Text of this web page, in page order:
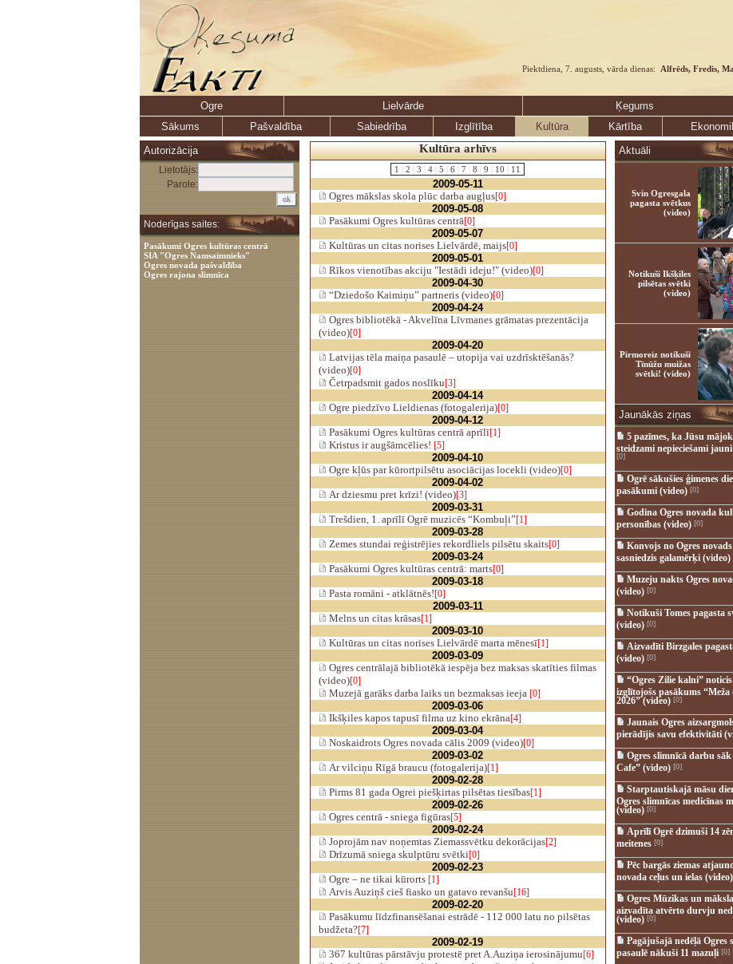
Piektdiena, 7. augusts, vārda dienas: Alfrēds, Fredis,
Ogre Lielvārde Ķegums
Sākums
Pašvaldība Sabiedrība Izglītība Kultūra Kārtība
Autorizācija
Lietotājs:
Parole:
Noderīgas saites:
Pasākumi Ogres kultūras centrā
SIA "Ogres Namsaimnieks"
Ogres novada pašvaldība
Ogres rajona slimnīca
Kultūra arhīvs
1 2 3 4 5 6 7 8 9 10 11
2009-05-11
Ogres mākslas skola plūc darba augļus[0]
2009-05-08
Pasākumi Ogres kultūras centrā[0]
2009-05-07
Kultūras un citas norises Lielvārdē, maijs[0]
2009-05-01
Rīkos vienotības akciju "Iestādi ideju!" (video)[0]
2009-04-30
“Dziedošo Kaimiņu” partneris (video)[0]
2009-04-24
Ogres bibliotēkā - Akvelīna Līvmanes grāmatas prezentācija
(video)[0]
2009-04-20
Latvijas tēla maiņa pasaulē – utopija vai uzdrīsktēšanās?
(video)[0]
Četrpadsmit gados noslīku[3]
2009-04-14
Ogre piedzīvo Lieldienas (fotogalerija)[0]
2009-04-12
Pasākumi Ogres kultūras centrā aprīlī[1]
Kristus ir augšāmcēlies! [5]
2009-04-10
Ogre kļūs par kūrortpilsētu asociācijas locekli (video)[0]
2009-04-02
Ar dziesmu pret krīzi! (video)[3]
2009-03-31
Trešdien, 1. aprīlī Ogrē muzicēs “Kombuļi”[1]
2009-03-28
Zemes stundai reģistrējies rekordliels pilsētu skaits[0]
2009-03-24
Pasākumi Ogres kultūras centrā: marts[0]
2009-03-18
Pasta romāni - atklātnēs![0]
2009-03-11
Melns un citas krāsas[1]
2009-03-10
Kultūras un citas norises Lielvārdē marta mēnesī[1]
2009-03-09
Ogres centrālajā bibliotēkā iespēja bez maksas skatīties filmas
(video)[0]
Muzejā garāks darba laiks un bezmaksas ieeja [0]
2009-03-06
Ikšķiles kapos tapusī filma uz kino ekrāna[4]
2009-03-04
Noskaidrots Ogres novada cālis 2009 (video)[0]
2009-03-02
Ar vilciņu Rīgā braucu (fotogalerija)[1]
2009-02-28
Pirms 81 gada Ogrei piešķirtas pilsētas tiesības[1]
2009-02-26
Ogres centrā - sniega figūras[5]
2009-02-24
Joprojām nav noņemtas Ziemassvētku dekorācijas[2]
Drīzumā sniega skulptūru svētki[0]
2009-02-23
Ogre – ne tikai kūrorts [1]
Arvis Auziņš cieš fiasko un gatavo revanšu[16]
2009-02-20
Pasākumu līdzfinansēšanai estrādē - 112 000 latu no pilsētas
budžeta?[7]
2009-02-19
367 kultūras pārstāvju protestē pret A.Auziņa ierosinājumu[6]
Aktuāli
Svin Ogresgala
pagasta svētkus
(video)
Notikuši Ikšķiles
pilsētas svētki
(video)
Pirmoreiz notikuši
Tīnūžu muižas
svētki! (video)
Jaunākās ziņas
5 pazīmes, ka Jūsu
steidzami nepieciešami
[0]
Ogrē sākušies ģimenes
pasākumi (video)[0]
Godina Ogres novada
personības (video)[0]
Konvojs no Ogres novads
sasniedzis galamērķi (video)
Muzeju nakts Ogres
(video)[0]
Notikuši Tomes pagasta
(video)[0]
Aizvadīti Birzgales
(video)[0]
“Ogres Zilie kalni”
izglītojošs pasākums “Meža
2026” (video)[0]
Jaunais Ogres
pierādījis savu efektivitāti
Ogres slimnīcā darbu sāk
Cafe” (video)[0]
Starptautiskajā māsu
Ogres slimnīcas medicīnas
(video)[0]
Aprīlī Ogrē dzimuši 14
meitenes [0]
Pēc bargās ziemas
novada ceļus un ielas (video)
Ogres Mūzikas un
aizvadīta atvērto durvju
(video)[0]
Pagājušajā nedēļā Ogres
pasaulē nākuši 11 mazuļi[0]